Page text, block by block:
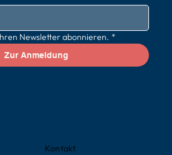
Kontakt
Newsletter abonnieren. *
Zur Anmeldung